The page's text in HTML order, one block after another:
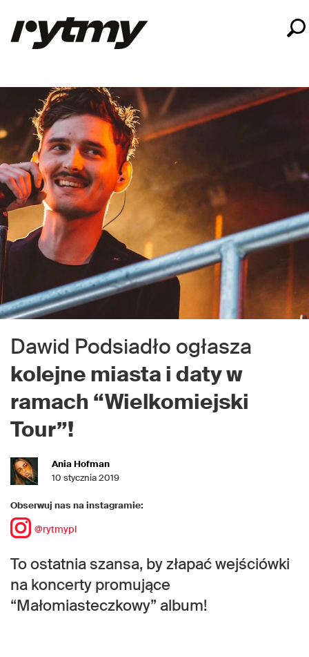
Dawid Podsiadło ogłasza
kolejne miasta i daty w
ramach “Wielkomiejski
Tour”!
Ania Hofman
10 stycznia 2019
Obserwuj nas na instagramie:
@rytmypl
To ostatnia szansa, by złapać wejściówki
na koncerty promujące
“Małomiasteczkowy” album!